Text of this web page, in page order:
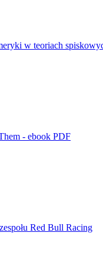
w teoriach
- ebook PDF
Red Bull Racing